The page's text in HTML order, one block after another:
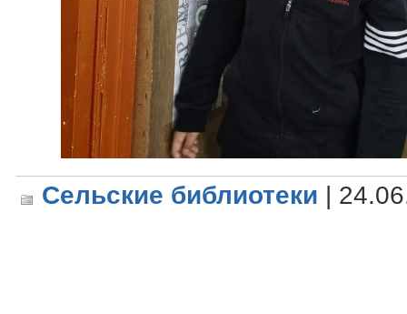
Сельские библиотеки |